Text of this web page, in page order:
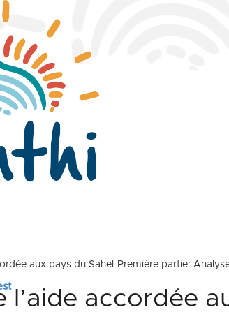
aux pays du Sahel-Première partie:
l’aide accordée